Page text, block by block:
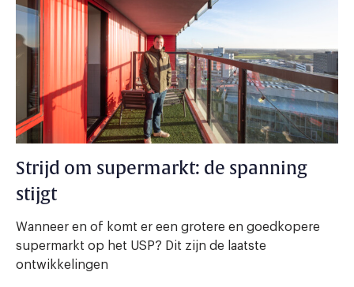
Strijd om supermarkt: de spanning
stijgt
Wanneer en of komt er een grotere en goedkopere
supermarkt op het USP? Dit zijn de laatste
ontwikkelingen